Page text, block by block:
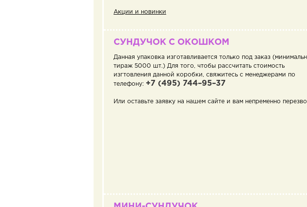
Акции и новинки
СУНДУЧОК С ОКОШКОМ
Данная упаковка изготавливается только под заказ
тираж 5000 шт.) Для того, чтобы рассчитать стоимость
изгтовления данной коробки, свяжитесь с менеджерами по
телефону: +7 (495) 744–95–37
Или оставьте заявку на нашем сайте и вам непременно